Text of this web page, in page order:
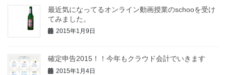
最近気になってるオンライン動画授業のschooを受け
てみました。
2015年1月9日
確定申告2015！！今年もクラウド会計でいきます
2015年1月4日